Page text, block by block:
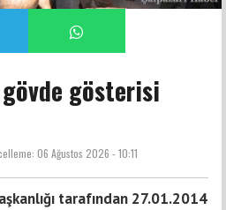
gösterisi
06 Ağustos 2026 - 10:11
tarafından 27.01.2014